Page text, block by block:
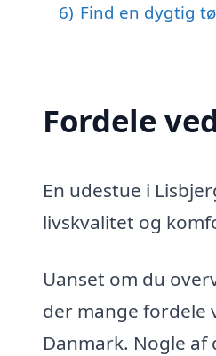
6) Find en dygtig
Fordele
En udestue i
livskvalitet og
Uanset om du
der mange fordele
Danmark. Nogle